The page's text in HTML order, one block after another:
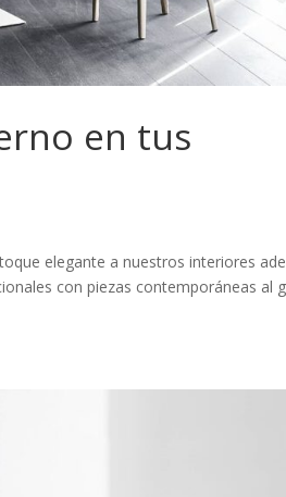
en tus
elegante a nuestros interiores
con piezas contemporáneas al